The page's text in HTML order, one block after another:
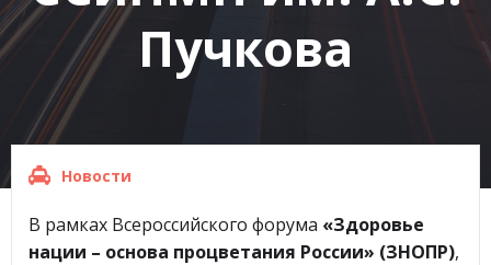
Пучкова
Новости
В рамках Всероссийского форума «Здоровье
нации – основа процветания России» (ЗНОПР),